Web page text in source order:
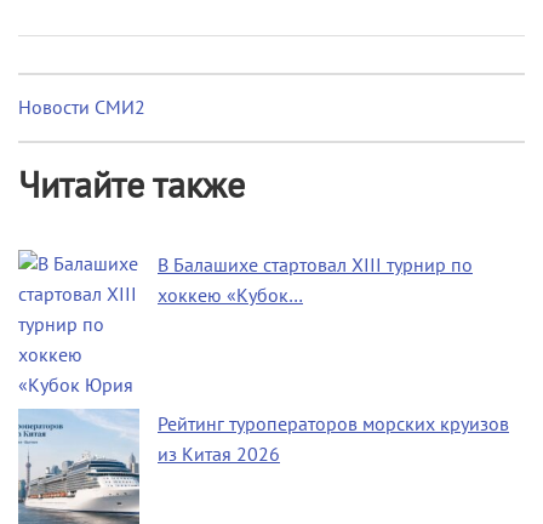
Новости СМИ2
Читайте также
В Балашихе стартовал XIII турнир по
хоккею «Кубок…
Рейтинг туроператоров морских круизов
из Китая 2026